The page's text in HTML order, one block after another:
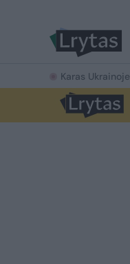
Karas Ukrainoje